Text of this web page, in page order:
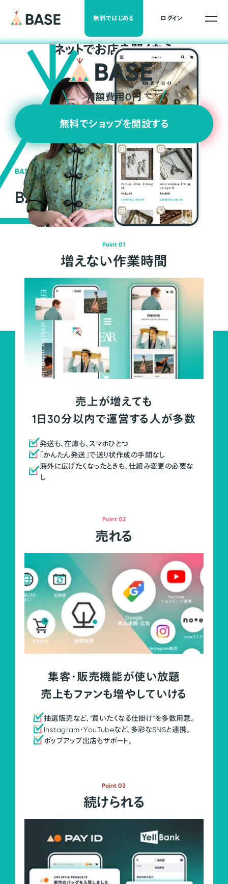
無料ではじめる ログイン
ネットでお店を開くなら
月額費用0円
無料でショップを開設する
BASEの強み
BASEが強い3つの理由
Point 01
増えない作業時間
売上が増えても
1日30分以内で運営する人が多数
発送も、在庫も、スマホひとつ
「かんたん発送」で送り状作成の手間なし
海外に広げたくなったときも、仕組み変更の必要な
し
Point 02
売れる
集客・販売機能が使い放題
売上もファンも増やしていける
抽選販売など、"買いたくなる仕掛け"を多数用意。
Instagram・YouTubeなど、多彩なSNSと連携。
ポップアップ出店もサポート。
Point 03
続けられる